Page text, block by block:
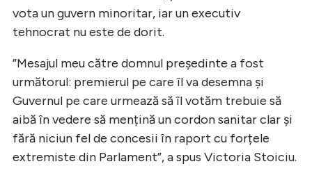
vota un guvern minoritar, iar un executiv
tehnocrat nu este de dorit.
”Mesajul meu către domnul președinte a fost
următorul: premierul pe care îl va desemna și
Guvernul pe care urmează să îl votăm trebuie să
aibă în vedere să mențină un cordon sanitar clar și
fără niciun fel de concesii în raport cu forțele
extremiste din Parlament”, a spus Victoria Stoiciu.